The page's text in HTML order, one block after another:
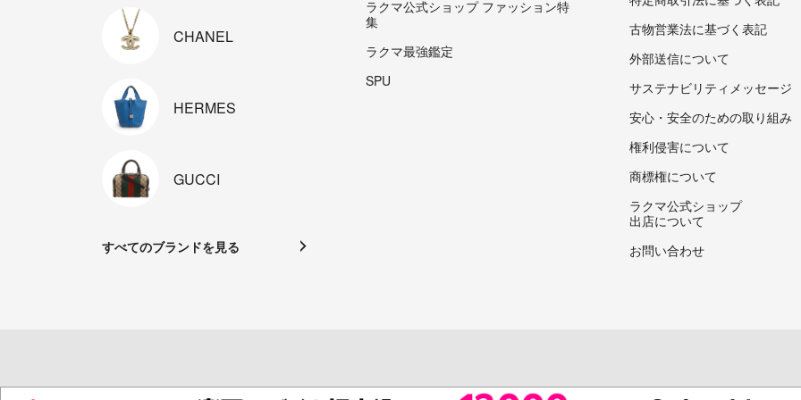
CHANEL
HERMES
GUCCI
すべてのブランドを見る
ラクマ公式ショップ ファッション特
集
ラクマ最強鑑定
SPU
古物営業法に基づく表記
外部送信について
サステナビリティメッセージ
安心・安全のための取り組み
権利侵害について
商標権について
ラクマ公式ショップ
出店について
お問い合わせ